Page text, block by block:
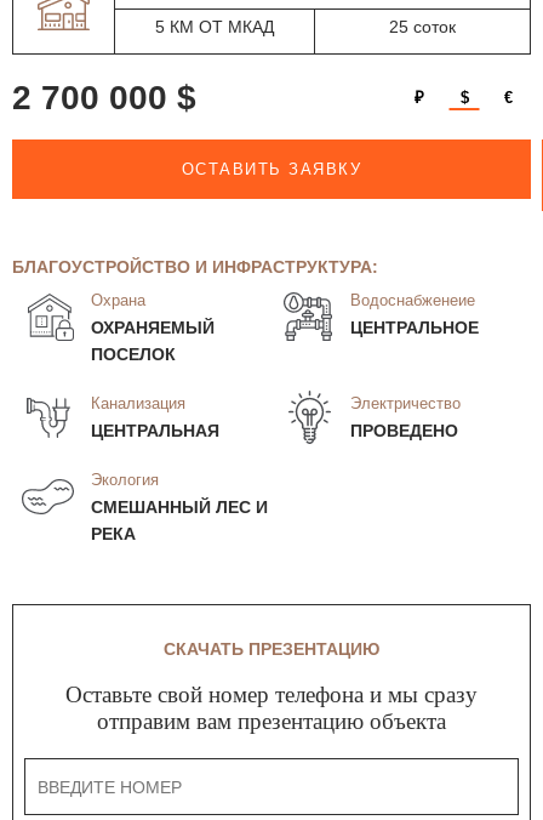
5 КМ ОТ МКАД 25 соток
2 700 000 $ ₽ $ €
ОСТАВИТЬ ЗАЯВКУ
БЛАГОУСТРОЙСТВО И ИНФРАСТРУКТУРА:
Охрана
ОХРАНЯЕМЫЙ
ПОСЕЛОК
Водоснабженеие
ЦЕНТРАЛЬНОЕ
Канализация
ЦЕНТРАЛЬНАЯ
Электричество
ПРОВЕДЕНО
Экология
СМЕШАННЫЙ ЛЕС И
РЕКА
СКАЧАТЬ ПРЕЗЕНТАЦИЮ
Оставьте свой номер телефона и мы сразу
отправим вам презентацию объекта